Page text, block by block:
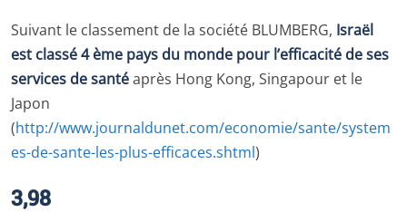
Suivant le classement de la société BLUMBERG, Israël
est classé 4 ème pays du monde pour l’efficacité de ses
services de santéaprès Hong Kong, Singapour et le
Japon
(http://www.journaldunet.com/economie/sante/system
es-de-sante-les-plus-efficaces.shtml)
3,98